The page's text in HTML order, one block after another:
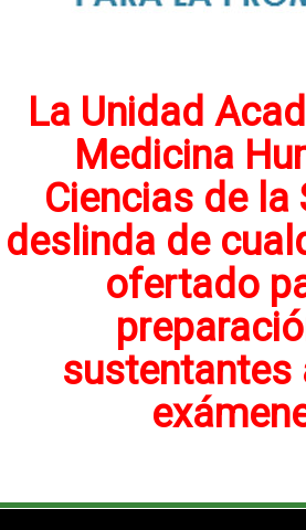
La Unidad
Medicina
Ciencias de la
deslinda de
ofertado
sustentantes